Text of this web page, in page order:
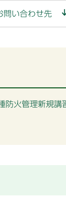
問い合わせ先
防火管理新規講